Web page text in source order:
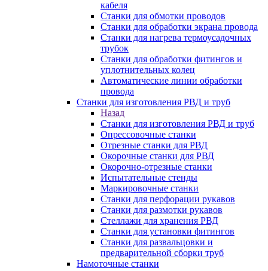
кабеля
Станки для обмотки проводов
Станки для обработки экрана провода
Станки для нагрева термоусадочных
трубок
Станки для обработки фитингов и
уплотнительных колец
Автоматические линии обработки
провода
Станки для изготовления РВД и труб
Назад
Станки для изготовления РВД и труб
Опрессовочные станки
Отрезные станки для РВД
Окорочные станки для РВД
Окорочно-отрезные станки
Испытательные стенды
Маркировочные станки
Станки для перфорации рукавов
Станки для размотки рукавов
Стеллажи для хранения РВД
Станки для установки фитингов
Станки для развальцовки и
предварительной сборки труб
Намоточные станки